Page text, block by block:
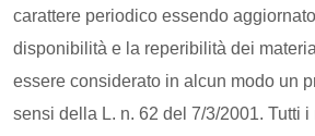
carattere periodico essendo
disponibilità e la reperibilità dei
essere considerato in alcun modo un
sensi della L. n. 62 del 7/3/2001. Tutti i